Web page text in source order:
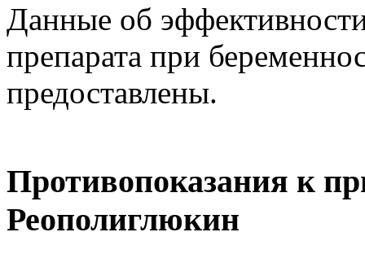
Данные об
препарата при
предоставлены.
Противопоказания к
Реополиглюкин